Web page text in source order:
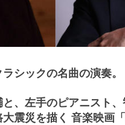
シックの名曲の演奏。
、左手のピアニスト
震災を描く 音楽映画